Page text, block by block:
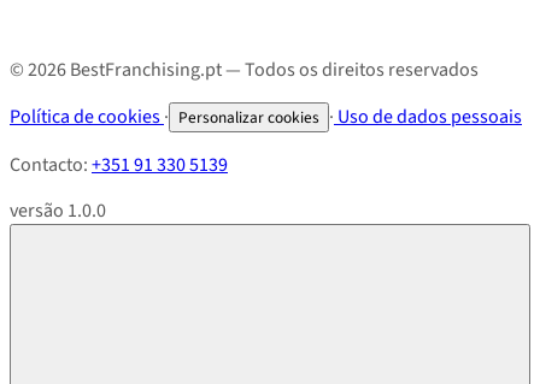
© 2026 BestFranchising.pt — Todos os direitos reservados
Política de cookies· Personalizar cookies · Uso de dados pessoais
Contacto:+351 91 330 5139
versão 1.0.0